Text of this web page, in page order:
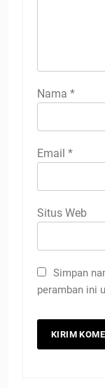
Nama *
Email *
Situs Web
Simpan
peramban ini